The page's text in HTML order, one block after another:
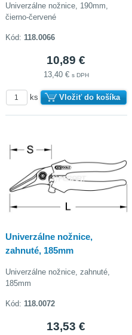
Univerzálne nožnice, 190mm,
čierno-červené
Kód: 118.0066
10,89 €
13,40 € s DPH
ks Vložiť do košíka
Univerzálne nožnice,
zahnuté, 185mm
Univerzálne nožnice, zahnuté,
185mm
Kód: 118.0072
13,53 €